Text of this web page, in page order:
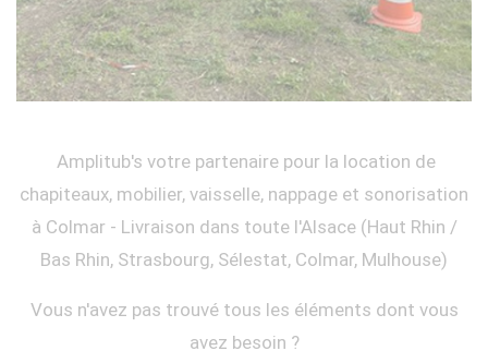
Amplitub's votre partenaire pour la location de
chapiteaux, mobilier, vaisselle, nappage et sonorisation
à Colmar - Livraison dans toute l'Alsace (Haut Rhin /
Bas Rhin, Strasbourg, Sélestat, Colmar, Mulhouse)
Vous n'avez pas trouvé tous les éléments dont vous
avez besoin ?